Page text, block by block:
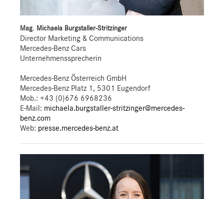
Mag. Michaela Burgstaller-Stritzinger
Director Marketing & Communications
Mercedes-Benz Cars
Unternehmenssprecherin
Mercedes-Benz Österreich GmbH
Mercedes-Benz Platz 1, 5301 Eugendorf
Mob.: +43 (0)676 6968236
E-Mail: michaela.burgstaller-stritzinger@mercedes-
benz.com
Web: presse.mercedes-benz.at